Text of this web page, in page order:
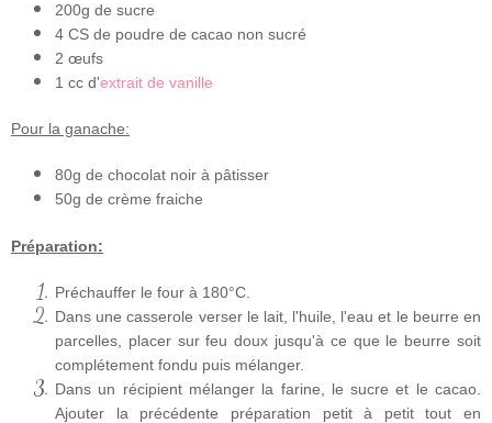
200g de sucre
4 CS de poudre de cacao non sucré
2 œufs
1 cc d'extrait de vanille
Pour la ganache:
80g de chocolat noir à pâtisser
50g de crème fraiche
Préparation:
Préchauffer le four à 180°C.
Dans une casserole verser le lait, l'huile, l'eau et le beurre en
parcelles, placer sur feu doux jusqu'à ce que le beurre soit
complétement fondu puis mélanger.
Dans un récipient mélanger la farine, le sucre et le cacao.
Ajouter la précédente préparation petit à petit tout en